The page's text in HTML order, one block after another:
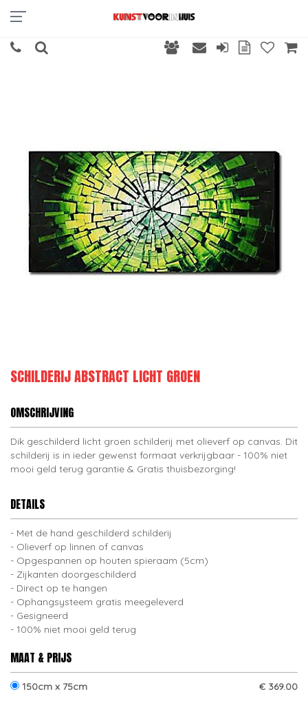
SCHILDERIJ ABSTRACT LICHT GROEN
OMSCHRIJVING
Dik geschilderd licht groen schilderij met olieverf op canvas. Dit
schilderij is in ieder gewenst formaat verkrijgbaar - 100% niet
mooi geld terug garantie & Gratis thuisbezorging!
DETAILS
Met de hand geschilderd schilderij
Olieverf op linnen of canvas
Opgespannen op houten spieraam (5cm)
Zijkanten doorgeschilderd
Direct op te hangen
Ophangsysteem gratis meegeleverd
Gesigneerd
100% niet mooi geld terug
MAAT & PRIJS
150cm x 75cm € 369.00